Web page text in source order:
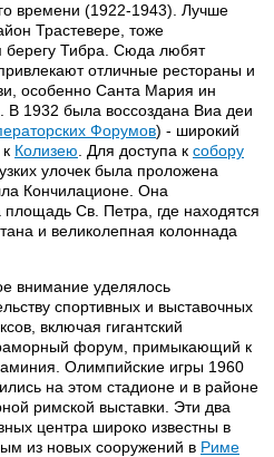
времени (1922-1943). Лучше
Трастевере, тоже
Тибра. Сюда любят
отличные рестораны и
особенно Санта Мария ин
В 1932 была воссоздана Виа деи
Форумов) - широкий
к Колизею . Для доступа к собору
улочек была проложена
Кончилационе. Она
Св. Петра, где находятся
и великолепная колоннада
внимание уделялось
спортивных и выставочных
включая гигантский
форум, примыкающий к
Олимпийские игры 1960
на этом стадионе и в районе
римской выставки. Эти два
центра широко известны в
из новых сооружений в Риме